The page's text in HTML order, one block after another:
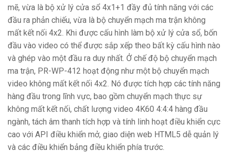
mẽ, vừa là bộ xử lý cửa sổ 4x1+1 đầy đủ tính năng với các
đầu ra phản chiếu, vừa là bộ chuyển mạch ma trận không
mất kết nối 4x2. Khi được cấu hình làm bộ xử lý cửa sổ, bốn
đầu vào video có thể được sắp xếp theo bất kỳ cấu hình nào
và ghép vào một đầu ra duy nhất. Ở chế độ bộ chuyển mạch
ma trận, PR-WP-412 hoạt động như một bộ chuyển mạch
video không mất kết nối 4x2. Nó được tích hợp các tính năng
hàng đầu trong lĩnh vực, bao gồm chuyển mạch thực sự
không mất kết nối, chất lượng video 4K60 4:4:4 hàng đầu
ngành, tách âm thanh tích hợp và tính linh hoạt điều khiển cực
cao với API điều khiển mở, giao diện web HTML5 dễ quản lý
và các điều khiển bảng điều khiển phía trước.